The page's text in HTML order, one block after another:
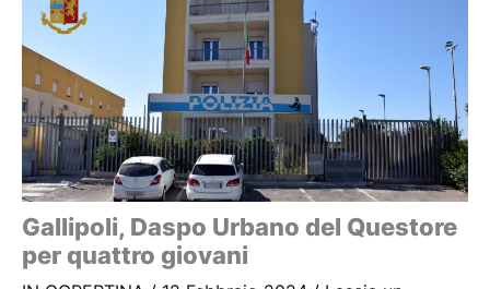
Gallipoli, Daspo Urbano del Questore
per quattro giovani